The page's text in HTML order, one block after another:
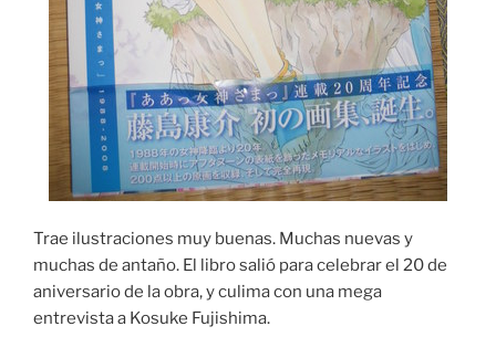
Trae ilustraciones muy buenas. Muchas nuevas y
muchas de antaño. El libro salió para celebrar el 20 de
aniversario de la obra, y culima con una mega
entrevista a Kosuke Fujishima.